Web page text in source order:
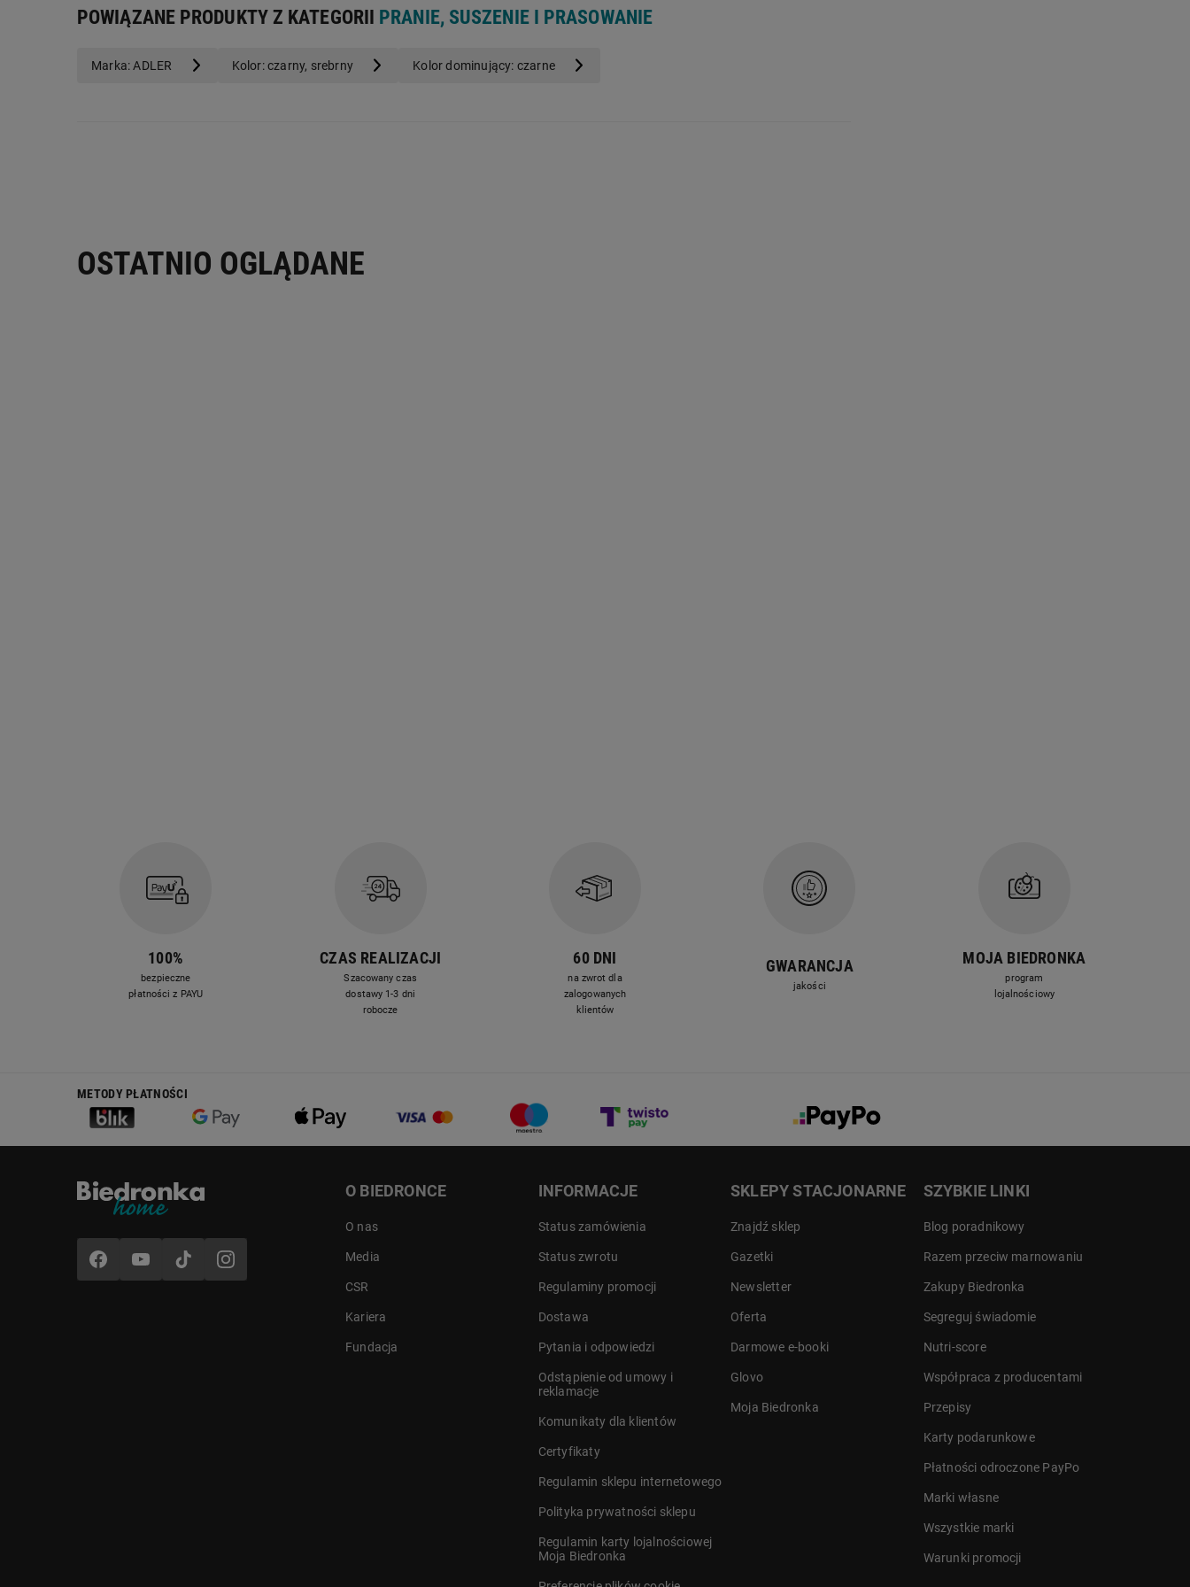
Pojemność:140 ml
POWIĄZANE PRODUKTY Z KATEGORII PRANIE, SUSZENIE I PRASOWANIE
Marka: ADLER Kolor: czarny, srebrny Kolor dominujący: czarne
OSTATNIO OGLĄDANE
100%
bezpieczne
płatności z PAYU
CZAS REALIZACJI
Szacowany czas
dostawy 1-3 dni
robocze
60 DNI
na zwrot dla
zalogowanych
klientów
GWARANCJA
jakości
MOJA BIEDRONKA
program
lojalnościowy
METODY PŁATNOŚCI
O BIEDRONCE
O nas
Media
CSR
Kariera
Fundacja
INFORMACJE
Status zamówienia
Status zwrotu
Regulaminy promocji
Dostawa
Pytania i odpowiedzi
Odstąpienie od umowy i
reklamacje
Komunikaty dla klientów
Certyfikaty
Regulamin sklepu internetowego
Polityka prywatności sklepu
Regulamin karty lojalnościowej
Moja Biedronka
SKLEPY STACJONARNE
Znajdź sklep
Gazetki
Newsletter
Oferta
Darmowe e-booki
Glovo
Moja Biedronka
SZYBKIE LINKI
Blog poradnikowy
Razem przeciw marnowaniu
Zakupy Biedronka
Segreguj świadomie
Nutri-score
Współpraca z producentami
Przepisy
Karty podarunkowe
Płatności odroczone PayPo
Marki własne
Wszystkie marki
Warunki promocji